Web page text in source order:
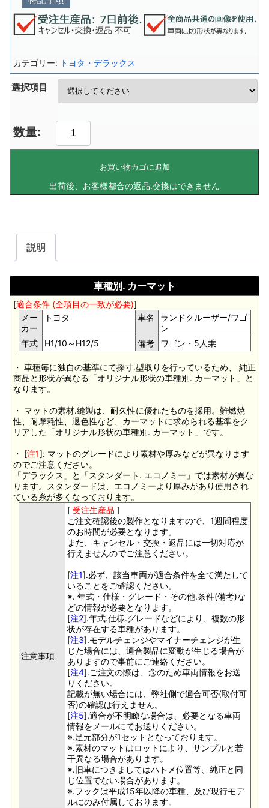
選択項目
お買い物カゴに追加
カテゴリー: トヨタ・デラックス
説明
車種別. カーマット
[適合条件 (全項目の一致が必要)]
メー
カー
トヨタ 車名
ランドクルーザー/ワゴ
ン
年式
H1/10～H12/5 備考 ワゴン・5人乗
・ 車種毎に独自の基準にて採寸.型取りを行っているため、 純正
商品と形状が異なる「オリジナル形状の車種別. カーマット」と
なります。
・ マットの素材.縫製は、耐久性に優れたものを採用。難燃焼
性、耐摩耗性、退色性など、カーマットに求められる基準をク
リアした「オリジナル形状の車種別. カーマット」です。
・ [注1]: マットのグレードにより素材や厚みなどが異なります
のでご注意ください。
「デラックス」と「スタンダート. エコノミー」では素材が異な
ります。スタンダードは、エコノミーより厚みがあり使用され
ている糸が多くなっております。
注意事項
[ 受注生産品 ]
ご注文確認後の製作となりますので、1週間程度
のお時間が必要となります。
また、キャンセル・交換・返品には一切対応が
行えませんのでご注意ください。
[注1].必ず、該当車両が適合条件を全て満たして
いることをご確認ください。
※. 年式・仕様・グレード・その他.条件(備考)な
どの情報が必要となります。
[注2].年式.仕様.グレードなどにより、複数の形
状が存在する車種があります。
[注3].モデルチェンジやマイナーチェンジが生
じた場合には、適合製品に変動が生じる場合が
ありますので事前にご連絡ください。
[注4].ご注文の際は、念のため車両情報をお送
りください。
記載が無い場合には、弊社側で適合可否(取付可
否)の確認は行えません。
[注5].適合が不明瞭な場合は、必要となる車両
情報をメールにてお送りください。
※.足元部分が1セットとなっております。
※.素材のマットはロットにより、サンプルと若
干異なる場合があります。
※.旧車につきましてはハトメ位置等、純正と同
じ位置でない場合があります。
※.フックは平成15年以降の車種、及び現行モデ
ルにのみ付属しております。